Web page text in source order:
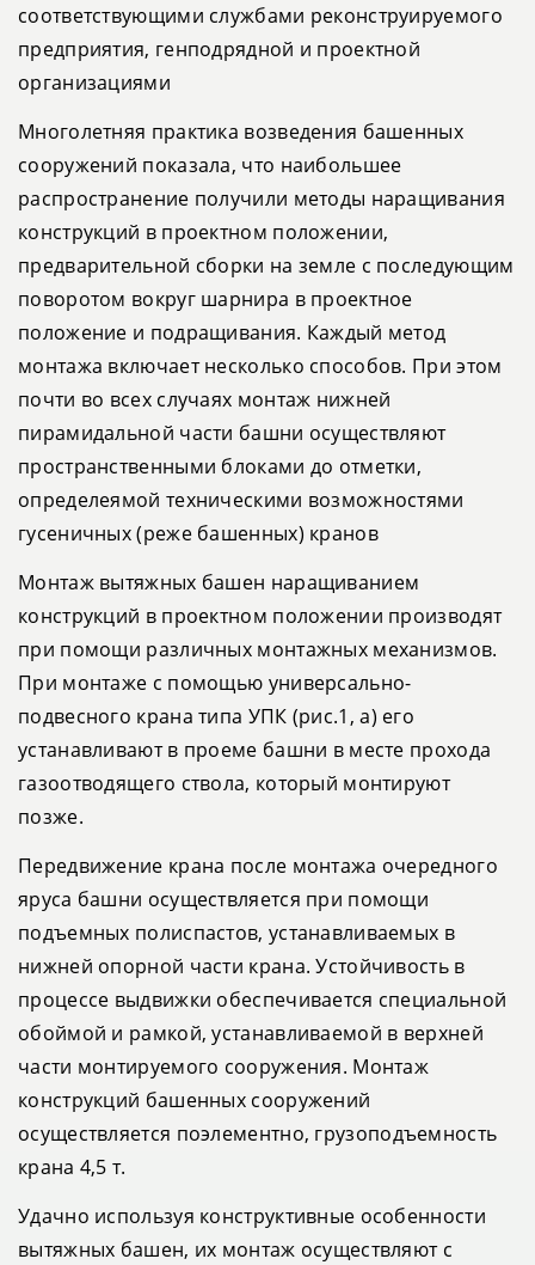
соответствующими службами реконструируемого
предприятия, генподрядной и проектной
организациями
Многолетняя практика возведения башенных
сооружений показала, что наибольшее
распространение получили методы наращивания
конструкций в проектном положении,
предварительной сборки на земле с последующим
поворотом вокруг шарнира в проектное
положение и подращивания. Каждый метод
монтажа включает несколько способов. При этом
почти во всех случаях монтаж нижней
пирамидальной части башни осуществляют
пространственными блоками до отметки,
определеямой техническими возможностями
гусеничных (реже башенных) кранов
Монтаж вытяжных башен наращиванием
конструкций в проектном положении производят
при помощи различных монтажных механизмов.
При монтаже с помощью универсально-
подвесного крана типа УПК (рис.1, а) его
устанавливают в проеме башни в месте прохода
газоотводящего ствола, который монтируют
позже.
Передвижение крана после монтажа очередного
яруса башни осуществляется при помощи
подъемных полиспастов, устанавливаемых в
нижней опорной части крана. Устойчивость в
процессе выдвижки обеспечивается специальной
обоймой и рамкой, устанавливаемой в верхней
части монтируемого сооружения. Монтаж
конструкций башенных сооружений
осуществляется поэлементно, грузоподъемность
крана 4,5 т.
Удачно используя конструктивные особенности
вытяжных башен, их монтаж осуществляют с